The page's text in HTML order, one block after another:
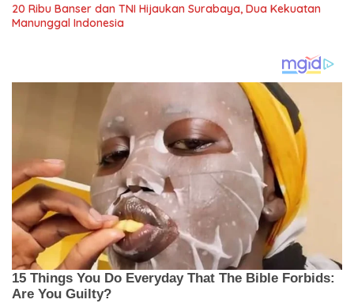
20 Ribu Banser dan TNI Hijaukan Surabaya, Dua Kekuatan
Manunggal Indonesia